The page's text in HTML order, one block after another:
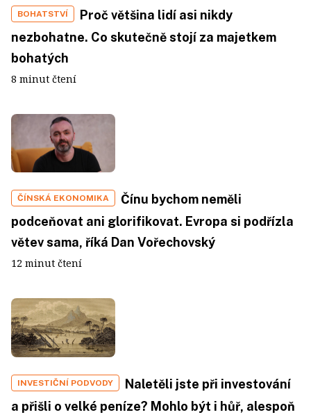
BOHATSTVÍ
Proč většina lidí asi nikdy
nezbohatne. Co skutečně stojí za majetkem
bohatých
8 minut čtení
ČÍNSKÁ EKONOMIKA
Čínu bychom neměli
podceňovat ani glorifikovat. Evropa si podřízla
větev sama, říká Dan Vořechovský
12 minut čtení
INVESTIČNÍ PODVODY
Naletěli jste při investování
a přišli o velké peníze? Mohlo být i hůř, alespoň